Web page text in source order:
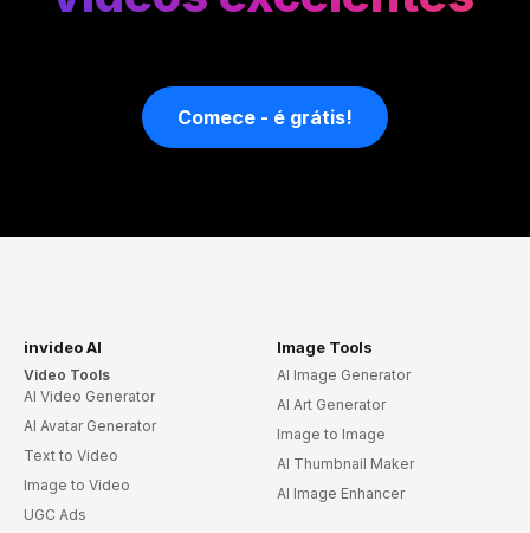
Comece - é grátis!
invideo AI
Video Tools
AI Video Generator
AI Avatar Generator
Text to Video
Image to Video
UGC Ads
Image Tools
AI Image Generator
AI Art Generator
Image to Image
AI Thumbnail Maker
AI Image Enhancer